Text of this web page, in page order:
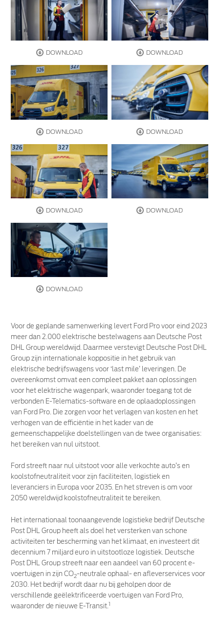
DOWNLOAD DOWNLOAD
DOWNLOAD DOWNLOAD
DOWNLOAD DOWNLOAD
DOWNLOAD
Voor de geplande samenwerking levert Ford Pro voor eind 2023
meer dan 2.000 elektrische bestelwagens aan Deutsche Post
DHL Group wereldwijd. Daarmee verstevigt Deutsche Post DHL
Group zijn internationale koppositie in het gebruik van
elektrische bedrijfswagens voor ‘last mile’ leveringen. De
overeenkomst omvat een compleet pakket aan oplossingen
voor het elektrische wagenpark, waaronder toegang tot de
verbonden E-Telematics-software en de oplaadoplossingen
van Ford Pro. Die zorgen voor het verlagen van kosten en het
verhogen van de efficiëntie in het kader van de
gemeenschappelijke doelstellingen van de twee organisaties:
het bereiken van nul uitstoot.
Ford streeft naar nul uitstoot voor alle verkochte auto’s en
koolstofneutraliteit voor zijn faciliteiten, logistiek en
leveranciers in Europa voor 2035. En het streven is om voor
2050 wereldwijd koolstofneutraliteit te bereiken.
Het internationaal toonaangevende logistieke bedrijf Deutsche
Post DHL Group heeft als doel het versterken van schone
activiteiten ter bescherming van het klimaat, en investeert dit
decennium 7 miljard euro in uitstootloze logistiek. Deutsche
Post DHL Group streeft naar een aandeel van 60 procent e-
voertuigen in zijn CO2-neutrale ophaal- en afleverservices voor
2030. Het bedrijf wordt daar nu bij geholpen door de
verschillende geëlektrificeerde voertuigen van Ford Pro,
waaronder de nieuwe E-Transit.1